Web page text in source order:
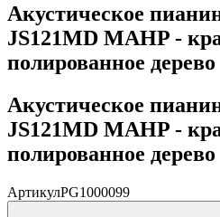
Акустическое
JS121MD MAHP -
полированное дерево
Акустическое
JS121MD MAHP -
полированное дерево
АртикулPG1000099